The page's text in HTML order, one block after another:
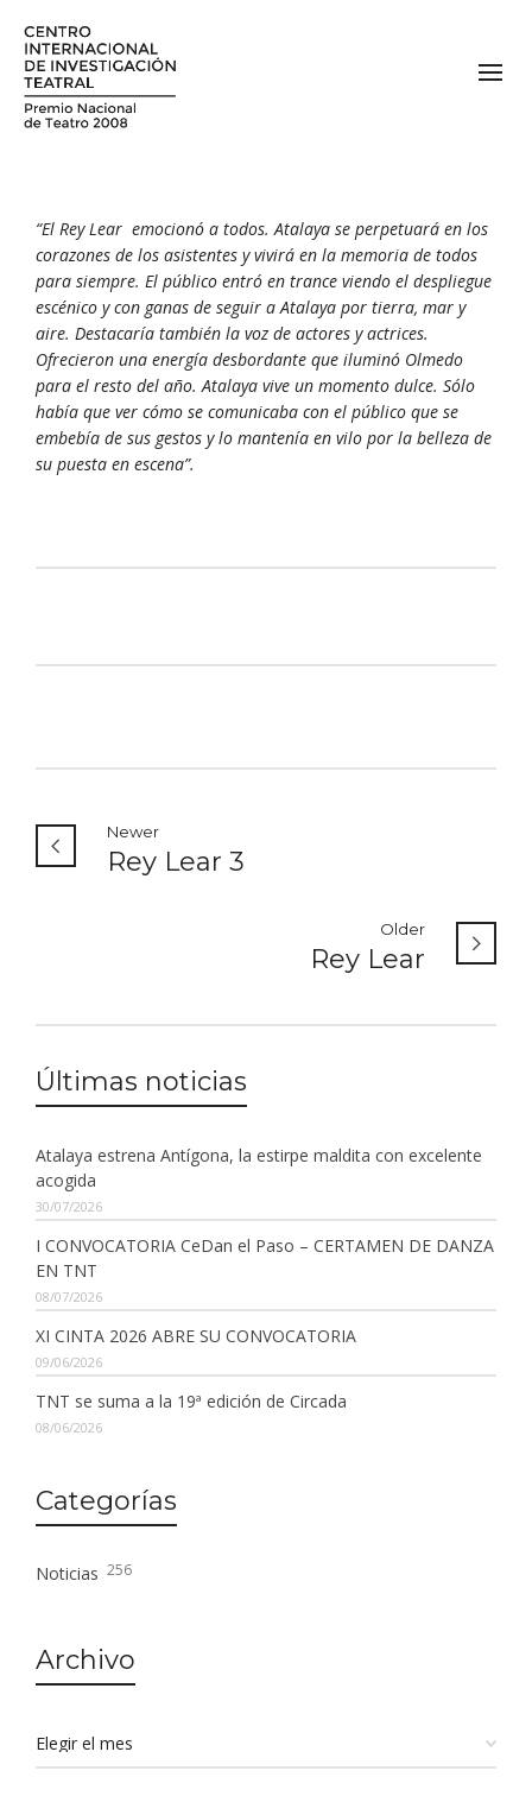
“El Rey Lear emocionó a todos. Atalaya se perpetuará en los
corazones de los asistentes y vivirá en la memoria de todos
para siempre. El público entró en trance viendo el despliegue
escénico y con ganas de seguir a Atalaya por tierra, mar y
aire. Destacaría también la voz de actores y actrices.
Ofrecieron una energía desbordante que iluminó Olmedo
para el resto del año. Atalaya vive un momento dulce. Sólo
había que ver cómo se comunicaba con el público que se
embebía de sus gestos y lo mantenía en vilo por la belleza de
su puesta en escena”.
Newer
Rey Lear 3
Older
Rey Lear
Últimas noticias
Atalaya estrena Antígona, la estirpe maldita con excelente
acogida
30/07/2026
I CONVOCATORIA CeDan el Paso – CERTAMEN DE DANZA
EN TNT
08/07/2026
XI CINTA 2026 ABRE SU CONVOCATORIA
09/06/2026
TNT se suma a la 19ª edición de Circada
08/06/2026
Categorías
Noticias 256
Archivo